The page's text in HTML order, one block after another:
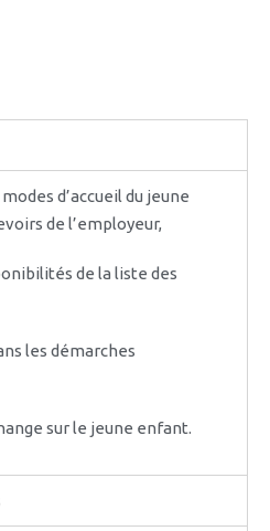
d’accueil du jeune
de l’employeur,
de la liste des
les démarches
sur le jeune enfant.